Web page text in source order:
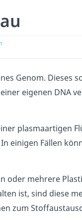
Genom. Dieses
eigenen DNA
plasmaartigen
einigen Fällen
oder mehrere
ist, sind diese
zum